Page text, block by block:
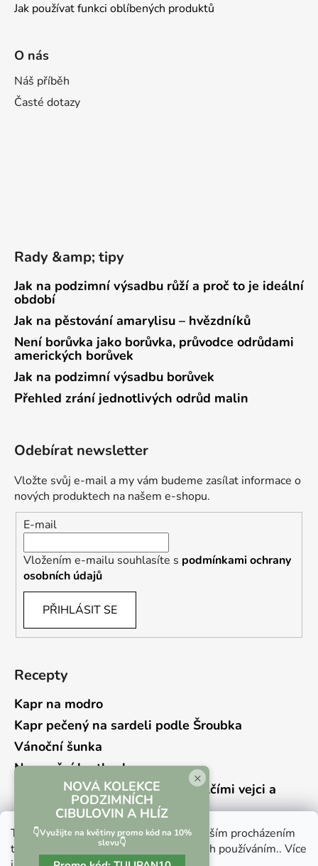
Tento web používá soubory cookie. Dalším procházením
tohoto webu vyjadřujete souhlas s jejich používáním.. Více
Jak používat funkci oblíbených produktů
O nás
Náš příběh
Časté dotazy
Rady &amp; tipy
Jak na podzimní výsadbu růží a proč to je ideální
období
Jak na pěstování amarylisu – hvězdníků
Není borůvka jako borůvka, průvodce odrůdami
amerických borůvek
Jak na podzimní výsadbu borůvek
Přehled zrání jednotlivých odrůd malin
Odebírat newsletter
Vložte svůj e-mail a my vám budeme zasílat informace o
nových produktech na našem e-shopu.
E-mail
Vložením e-mailu souhlasíte s podmínkami ochrany
osobních údajů
PŘIHLÁSIT SE
Recepty
Kapr na modro
Kapr pečený na sardeli podle Šroubka
Vánoční šunka
Novoroční hrstkovka
Lehký bramborový salát s křepelčími vejci a
kyselou okurkou
×
NOVÁ KOLEKCE
PODZIMNÍCH
CIBULOVIN A HLÍZ
👇Využijte na květiny promo kód na 10%
slevu👇